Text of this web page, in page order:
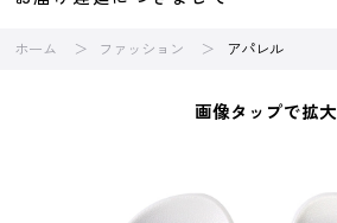
ホーム ファッション アパレル
画像タップで拡大